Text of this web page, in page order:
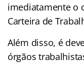
imediatamente o
Carteira de
Além disso, é
órgãos